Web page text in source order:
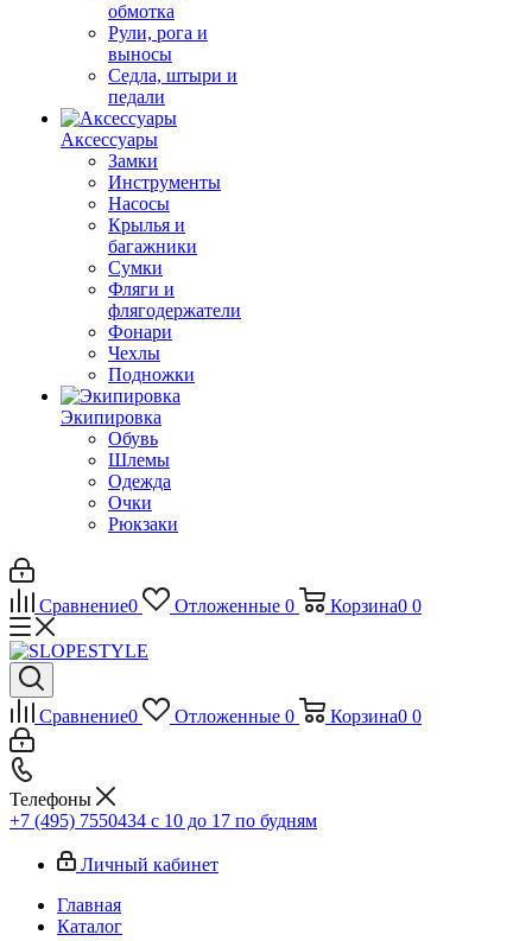
обмотка
Рули, рога и
выносы
Седла, штыри и
педали
Аксессуары
Замки
Инструменты
Насосы
Крылья и
багажники
Сумки
Фляги и
флягодержатели
Фонари
Чехлы
Подножки
Экипировка
Обувь
Шлемы
Одежда
Очки
Рюкзаки
Сравнение0 Отложенные 0 Корзина0 0
Сравнение0 Отложенные 0 Корзина0 0
Телефоны
+7 (495) 7550434 с 10 до 17 по будням
Личный кабинет
Главная
Каталог